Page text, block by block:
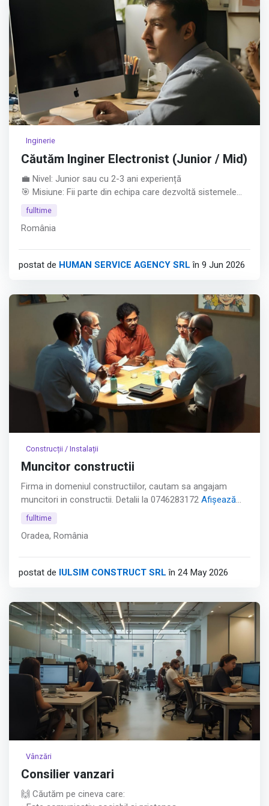
Inginerie
Căutăm Inginer Electronist (Junior / Mid)
💼 Nivel: Junior sau cu 2-3 ani experiență
🎯 Misiune: Fii parte din echipa care dezvoltă sistemele
electronice ale unora dintre cele mai precise aparaturi de
Ce așteptăm de la tine: • Studii superioare în Electronică,
cu 2-3 ani experiență în circuite, testare sau design
Afișează tot
fulltime
România
postat de HUMAN SERVICE AGENCY SRL în 9 Jun 2026
Construcții / Instalații
Muncitor constructii
Firma in domeniul constructiilor, cautam sa angajam
muncitori in constructii. Detalii la 0746283172 Afișează
tot
fulltime
Oradea, România
postat de IULSIM CONSTRUCT SRL în 24 May 2026
Vânzări
Consilier vanzari
🙌 Căutăm pe cineva care: